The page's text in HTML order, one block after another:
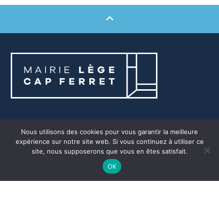
79 avenue de la Mairie
33950 LÈGE-Cap FERRET
Tél. 05 56 03 84 00
Nous utilisons des cookies pour vous garantir la meilleure
expérience sur notre site web. Si vous continuez à utiliser ce
site, nous supposerons que vous en êtes satisfait.
OK